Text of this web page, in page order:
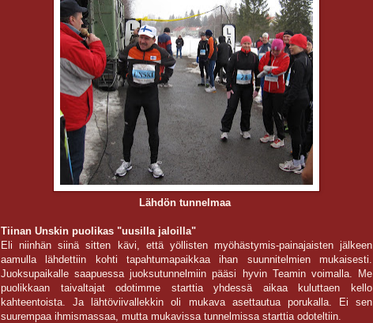
Lähdön tunnelmaa
Tiinan Unskin puolikas "uusilla jaloilla"
Eli niinhän siinä sitten kävi, että yöllisten myöhästymis-painajaisten jälkeen
aamulla lähdettiin kohti tapahtumapaikkaa ihan suunnitelmien mukaisesti.
Juoksupaikalle saapuessa juoksutunnelmiin pääsi hyvin Teamin voimalla. Me
puolikkaan taivaltajat odotimme starttia yhdessä aikaa kuluttaen kello
kahteentoista. Ja lähtöviivallekkin oli mukava asettautua porukalla. Ei sen
suurempaa ihmismassaa, mutta mukavissa tunnelmissa starttia odoteltiin.